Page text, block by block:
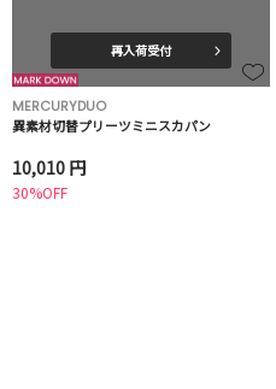
再入荷受付
MERCURYDUO
異素材切替プリーツミニスカパン
10,010 円
30%OFF